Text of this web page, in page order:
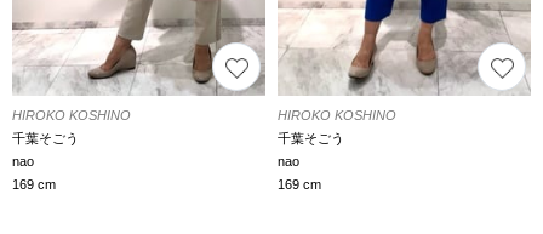
HIROKO KOSHINO
千葉そごう
nao
169 cm
HIROKO KOSHINO
千葉そごう
nao
169 cm